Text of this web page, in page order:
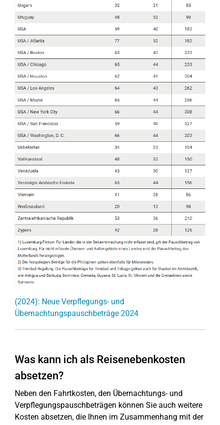
(2024): Neue Verpflegungs- und
Übernachtungspauschbeträge 2024
Was kann ich als Reisenebenkosten
absetzen?
Neben den Fahrtkosten, den Übernachtungs- und
Verpflegungspauschbeträgen können Sie auch weitere
Kosten absetzen, die Ihnen im Zusammenhang mit der